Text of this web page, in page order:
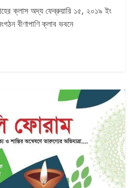
ক্লাস অদ্য ফেব্রুয়ারি ১৫, ২০১৯ ইং
বীণাপাণি ক্লাব ভবনে